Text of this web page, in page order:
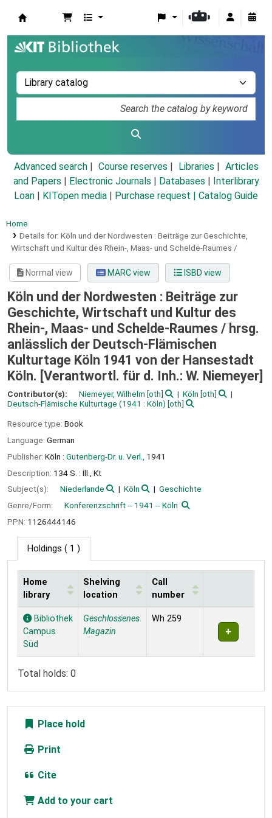
Advanced search Course reserves Libraries
Articles
and Papers
Electronic Journals Databases
Interlibrary
Loan
KITopen media Purchase request | Catalog Guide
Home
Details for: Köln und der Nordwesten : Beiträge zur Geschichte,
Wirtschaft und Kultur des Rhein-, Maas- und Schelde-Raumes /
Normal view MARC view ISBD view
Köln und der Nordwesten : Beiträge zur
Geschichte, Wirtschaft und Kultur des
Rhein-, Maas- und Schelde-Raumes / hrsg.
anlässlich der Deutsch-Flämischen
Kulturtage Köln 1941 von der Hansestadt
Köln. [Verantwortl. für d. Inh.: W. Niemeyer]
Contributor(s): Niemeyer, Wilhelm [oth] Köln [oth]
Deutsch-Flämische Kulturtage (1941 : Köln) [oth]
Resource type: Book
Language: German
Publisher: Köln : Gutenberg-Dr. u. Verl.,
1941
Description: 134 S. : Ill., Kt
Subject(s):
Niederlande Köln
Geschichte
Genre/Form:
Konferenzschrift -- 1941 -- Köln
PPN: 1126444146
Holdings ( 1 )
Holdings
Home
library
Shelving
location
Call
number
Bibliothek
Campus
Süd
Geschlossenes
Magazin
Wh 259
Total holds: 0
Place hold
Print
Cite
Add to your cart